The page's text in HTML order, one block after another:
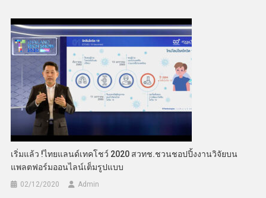
เริ่มแล้ว !ไทยแลนด์เทคโชว์ 2020 สวทช.ชวนชอปปิ้งงานวิจัยบน
แพลตฟอร์มออนไลน์เต็มรูปแบบ
02/12/2020 Admin